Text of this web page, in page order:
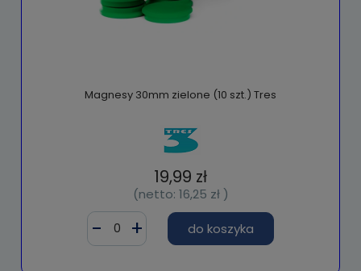
Magnesy 30mm zielone (10 szt.) Tres
19,99 zł
(netto: 16,25 zł)
do koszyka